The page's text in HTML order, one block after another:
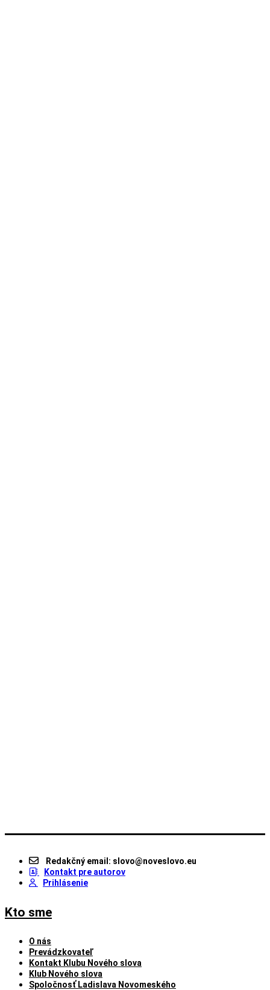
Redakčný email: slovo@noveslovo.eu
Kontakt pre autorov
Prihlásenie
Kto sme
O nás
Prevádzkovateľ
Kontakt Klubu Nového slova
Klub Nového slova
Spoločnosť Ladislava Novomeského